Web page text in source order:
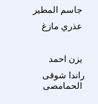
جاسم المطير
عذري مازغ
يزن احمد
راندا شوقى
الحمامصى